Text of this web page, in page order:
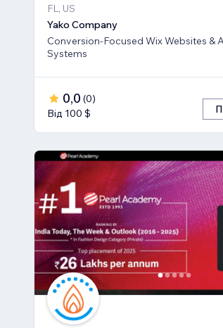
FL, US
Yako Company
Conversion-Focused Wix Websites &
Systems
0,0 (0)
Від 100 $